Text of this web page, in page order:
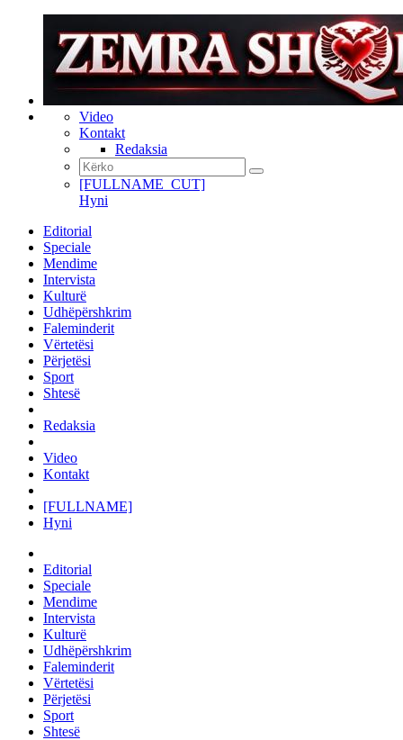
Video
Kontakt
Redaksia
[FULLNAME_CUT]
Hyni
Editorial
Speciale
Mendime
Intervista
Kulturë
Udhëpërshkrim
Faleminderit
Vërtetësi
Përjetësi
Sport
Shtesë
Redaksia
Video
Kontakt
[FULLNAME]
Hyni
Editorial
Speciale
Mendime
Intervista
Kulturë
Udhëpërshkrim
Faleminderit
Vërtetësi
Përjetësi
Sport
Shtesë